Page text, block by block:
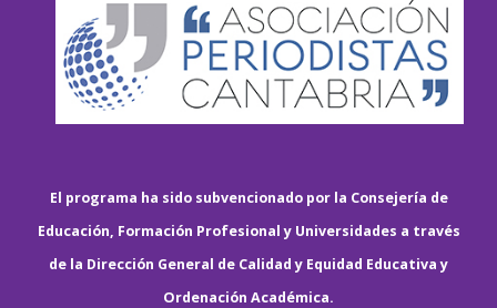
El programa ha sido subvencionado por la Consejería de
Educación, Formación Profesional y Universidades a través
de la Dirección General de Calidad y Equidad Educativa y
Ordenación Académica.